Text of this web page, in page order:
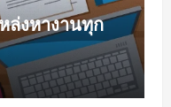
ล่งหางานทุก